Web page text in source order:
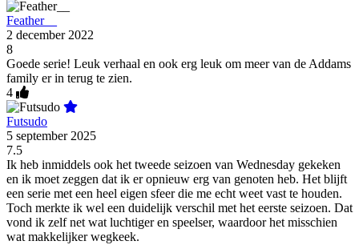
Feather__
2 december 2022
8
Goede serie! Leuk verhaal en ook erg leuk om meer van de Addams
family er in terug te zien.
4
Futsudo
5 september 2025
7.5
Ik heb inmiddels ook het tweede seizoen van Wednesday gekeken
en ik moet zeggen dat ik er opnieuw erg van genoten heb. Het blijft
een serie met een heel eigen sfeer die me echt weet vast te houden.
Toch merkte ik wel een duidelijk verschil met het eerste seizoen. Dat
vond ik zelf net wat luchtiger en speelser, waardoor het misschien
wat makkelijker wegkeek.